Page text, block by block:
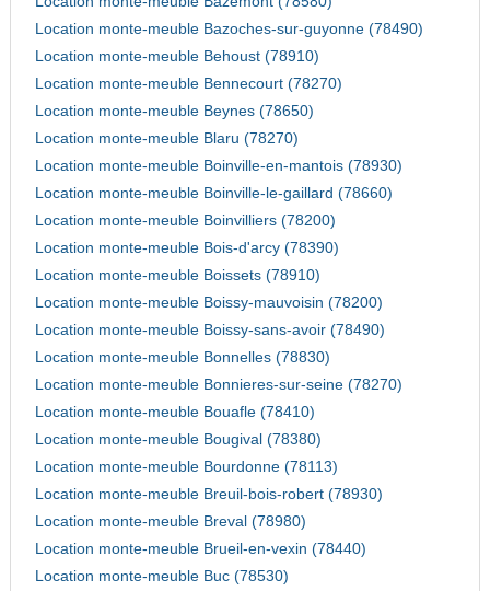
Location monte-meuble Bazoches-sur-guyonne (78490)
Location monte-meuble Behoust (78910)
Location monte-meuble Bennecourt (78270)
Location monte-meuble Beynes (78650)
Location monte-meuble Blaru (78270)
Location monte-meuble Boinville-en-mantois (78930)
Location monte-meuble Boinville-le-gaillard (78660)
Location monte-meuble Boinvilliers (78200)
Location monte-meuble Bois-d'arcy (78390)
Location monte-meuble Boissets (78910)
Location monte-meuble Boissy-mauvoisin (78200)
Location monte-meuble Boissy-sans-avoir (78490)
Location monte-meuble Bonnelles (78830)
Location monte-meuble Bonnieres-sur-seine (78270)
Location monte-meuble Bouafle (78410)
Location monte-meuble Bougival (78380)
Location monte-meuble Bourdonne (78113)
Location monte-meuble Breuil-bois-robert (78930)
Location monte-meuble Breval (78980)
Location monte-meuble Brueil-en-vexin (78440)
Location monte-meuble Buc (78530)